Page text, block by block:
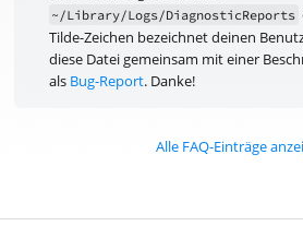
~/Library/Logs/DiagnosticReports
Tilde-Zeichen bezeichnet deinen
diese Datei gemeinsam mit einer
als Bug-Report. Danke!
Alle FAQ-Einträge